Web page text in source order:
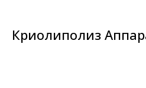
Криолиполиз